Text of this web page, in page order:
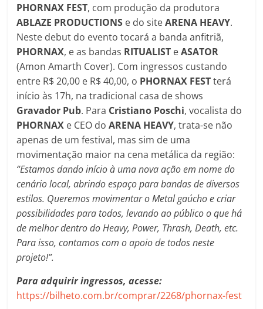
PHORNAX FEST, com produção da produtora
ABLAZE PRODUCTIONS e do siteARENA HEAVY.
Neste debut do evento tocará a banda anfitriã,
PHORNAX, e as bandas RITUALIST eASATOR
(Amon Amarth Cover). Com ingressos custando
entre R$ 20,00 e R$ 40,00, o PHORNAX FESTterá
início às 17h, na tradicional casa de shows
Gravador Pub. Para Cristiano Poschi, vocalista do
PHORNAX e CEO doARENA HEAVY, trata-se não
apenas de um festival, mas sim de uma
movimentação maior na cena metálica da região:
“Estamos dando início à uma nova ação em nome do
cenário local, abrindo espaço para bandas de diversos
estilos. Queremos movimentar o Metal gaúcho e criar
possibilidades para todos, levando ao público o que há
de melhor dentro do Heavy, Power, Thrash, Death, etc.
Para isso, contamos com o apoio de todos neste
projeto!”.
Para adquirir ingressos, acesse:
https://bilheto.com.br/comprar/2268/phornax-fest